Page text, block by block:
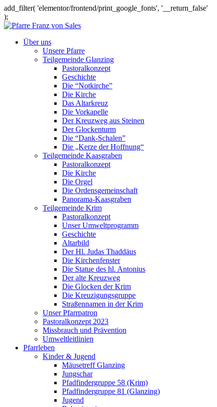
add_filter( 'elementor/frontend/print_google_fonts', '__return_false'
);
Über uns
Unsere Pfarre
Teilgemeinde Glanzing
Pastoralkonzept
Geschichte
Die “Notkirche”
Die Kirche
Das Altarkreuz
Die Vorkapelle
Der Kreuzweg aus Steinen
Der Glockenturm
Die “Dank-Schalen”
Die „Kerze der Hoffnung“
Teilgemeinde Kaasgraben
Pastoralkonzept
Die Kirche
Die Orgel
Die Ordensgemeinschaft
Panorama-Kaasgraben
Teilgemeinde Krim
Pastoralkonzept
Unser Umweltprogramm
Geschichte
Altarbild
Der Hl. Judas Thaddäus
Die Kirchenfenster
Die Statue des hl. Antonius
Der alte Kreuzweg
Die Glocken der Krim
Die Kreuzigungsgruppe
Straßennamen in der Krim
Unser Pfarrpatron
Pastoralkonzept 2023
Missbrauch und Prävention
Umweltleitlinien
Pfarrleben
Kinder & Jugend
Mäusetreff Glanzing
Jungschar
Pfadfindergruppe 58 (Krim)
Pfadfindergruppe 81 (Glanzing)
Jugend